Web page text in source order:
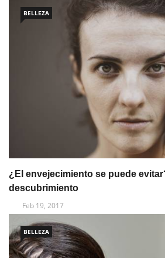
BELLEZA
¿El envejecimiento se puede
descubrimiento
Feb 19, 2017
BELLEZA